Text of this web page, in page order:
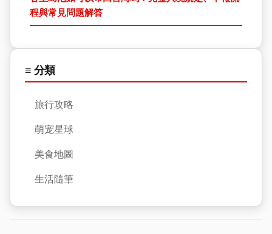
程與常見問題解答
≡ 分類
旅行攻略
萌宠星球
美食地圖
生活隨筆